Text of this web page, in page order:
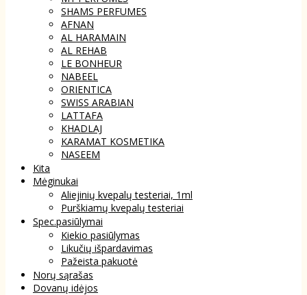
SHAMS PERFUMES
AFNAN
AL HARAMAIN
AL REHAB
LE BONHEUR
NABEEL
ORIENTICA
SWISS ARABIAN
LATTAFA
KHADLAJ
KARAMAT KOSMETIKA
NASEEM
Kita
Mėginukai
Aliejinių kvepalų testeriai, 1ml
Purškiamų kvepalų testeriai
Spec.pasiūlymai
Kiekio pasiūlymas
Likučių išpardavimas
Pažeista pakuotė
Norų sąrašas
Dovanų idėjos